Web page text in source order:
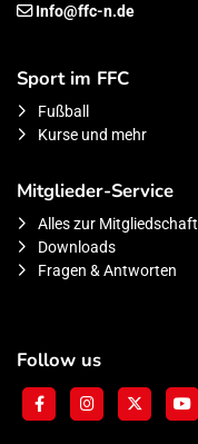
Info@ffc-n.de
Sport im FFC
Fußball
Kurse und mehr
Mitglieder-Service
Alles zur Mitgliedschaft
Downloads
Fragen & Antworten
Follow us